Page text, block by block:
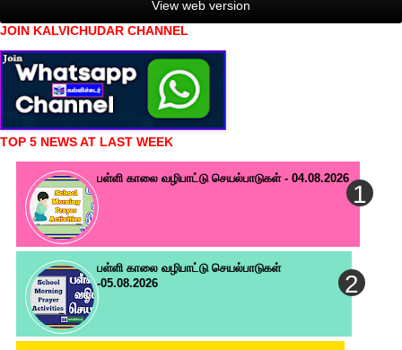
View web version
JOIN KALVICHUDAR CHANNEL
TOP 5 NEWS AT LAST WEEK
பள்ளி காலை வழிபாட்டு செயல்பாடுகள் - 04.08.2026
பள்ளி காலை வழிபாட்டு செயல்பாடுகள்
-05.08.2026